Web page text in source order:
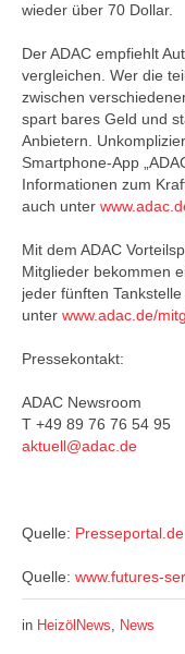
wieder über 70 Dollar.
Der ADAC empfiehlt
vergleichen. Wer die
zwischen
spart bares Geld und
Anbietern.
Smartphone-App
Informationen zum
auch unter
Mit dem ADAC
Mitglieder bekommen
jeder fünften
unter www.adac.de/
Pressekontakt:
ADAC Newsroom
T +49 89 76 76 54 95
aktuell@adac.de
Quelle: Presseportal.de
Quelle: www.futures-
in HeizölNews, News